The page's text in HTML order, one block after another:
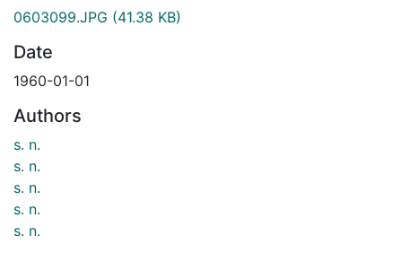
0603099.JPG (41.38 KB)
Date
1960-01-01
Authors
s. n.
s. n.
s. n.
s. n.
s. n.